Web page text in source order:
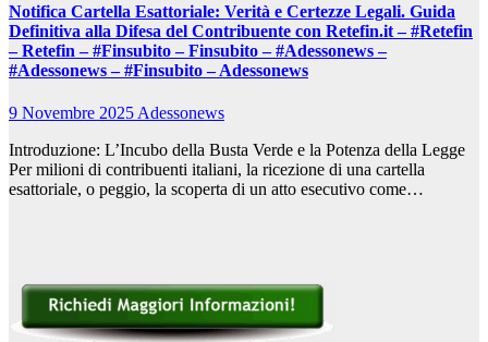
Notifica Cartella Esattoriale: Verità e Certezze Legali. Guida
Definitiva alla Difesa del Contribuente con Retefin.it – #Retefin
– Retefin – #Finsubito – Finsubito – #Adessonews –
#Adessonews – #Finsubito – Adessonews
9 Novembre 2025 Adessonews
Introduzione: L’Incubo della Busta Verde e la Potenza della Legge
Per milioni di contribuenti italiani, la ricezione di una cartella
esattoriale, o peggio, la scoperta di un atto esecutivo come…